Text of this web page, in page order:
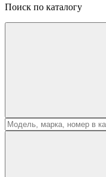
Поиск по каталогу